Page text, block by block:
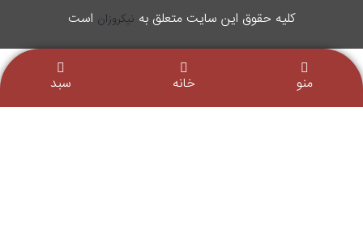
کليه حقوق اين سایت متعلق به نیکروزان است
منو خانه سبد